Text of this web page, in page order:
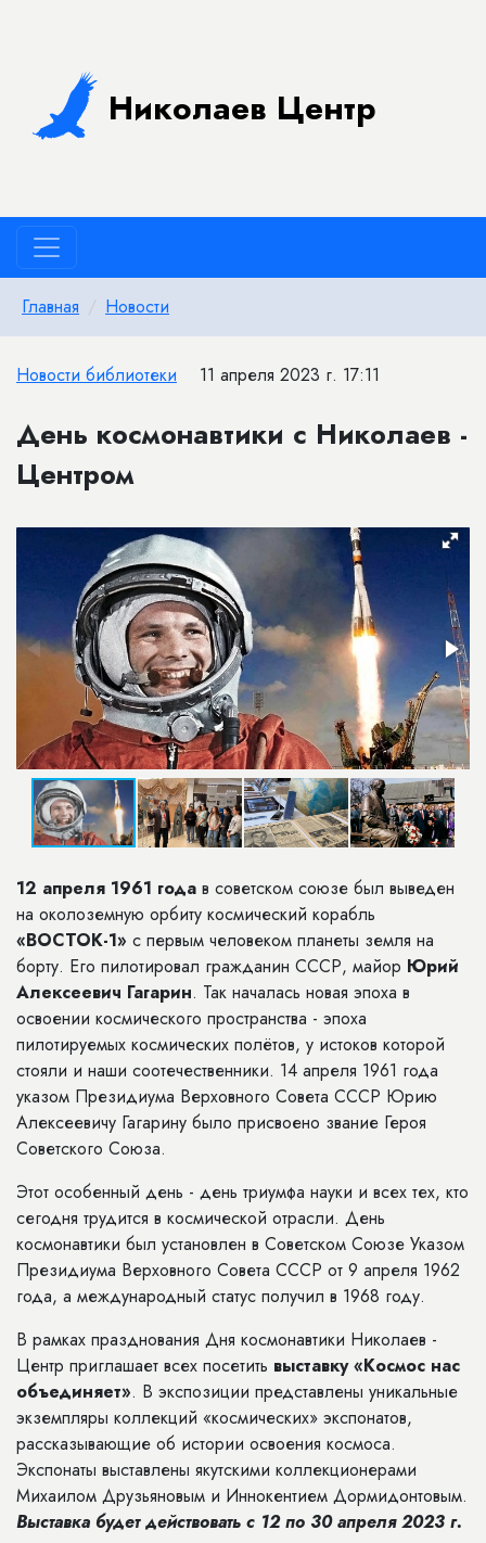
Николаев Центр
Главная Новости
Новости библиотеки 11 апреля 2023 г. 17:11
День космонавтики с Николаев -
Центром
12 апреля 1961 года в советском союзе был выведен
на околоземную орбиту космический корабль
«ВОСТОК-1» с первым человеком планеты земля на
борту. Его пилотировал гражданин СССР, майор Юрий
Алексеевич Гагарин. Так началась новая эпоха в
освоении космического пространства - эпоха
пилотируемых космических полётов, у истоков которой
стояли и наши соотечественники. 14 апреля 1961 года
указом Президиума Верховного Совета СССР Юрию
Алексеевичу Гагарину было присвоено звание Героя
Советского Союза.
Этот особенный день - день триумфа науки и всех тех, кто
сегодня трудится в космической отрасли. День
космонавтики был установлен в Советском Союзе Указом
Президиума Верховного Совета СССР от 9 апреля 1962
года, а международный статус получил в 1968 году.
В рамках празднования Дня космонавтики Николаев -
Центр приглашает всех посетить выставку «Космос нас
объединяет». В экспозиции представлены уникальные
экземпляры коллекций «космических» экспонатов,
рассказывающие об истории освоения космоса.
Экспонаты выставлены якутскими коллекционерами
Михаилом Друзьяновым и Иннокентием Дормидонтовым.
Выставка будет действовать с 12 по 30 апреля 2023 г.